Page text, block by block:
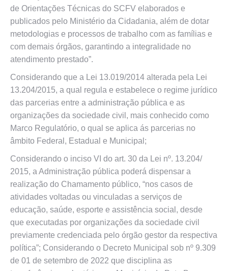
de Orientações Técnicas do SCFV elaborados e
publicados pelo Ministério da Cidadania, além de dotar
metodologias e processos de trabalho com as famílias e
com demais órgãos, garantindo a integralidade no
atendimento prestado”.
Considerando que a Lei 13.019/2014 alterada pela Lei
13.204/2015, a qual regula e estabelece o regime jurídico
das parcerias entre a administração pública e as
organizações da sociedade civil, mais conhecido como
Marco Regulatório, o qual se aplica ás parcerias no
âmbito Federal, Estadual e Municipal;
Considerando o inciso VI do art. 30 da Lei nº. 13.204/
2015, a Administração pública poderá dispensar a
realização do Chamamento público, “nos casos de
atividades voltadas ou vinculadas a serviços de
educação, saúde, esporte e assistência social, desde
que executadas por organizações da sociedade civil
previamente credenciada pelo órgão gestor da respectiva
política”; Considerando o Decreto Municipal sob nº 9.309
de 01 de setembro de 2022 que disciplina as